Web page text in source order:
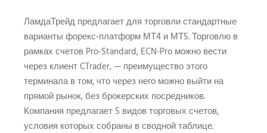
ЛамдаТрейд предлагает для торговли стандартные
варианты форекс-платформ МТ4 и МТ5. Торговлю в
рамках счетов Pro-Standard, ECN-Pro можно вести
через клиент CTrader, — преимущество этого
терминала в том, что через него можно выйти на
прямой рынок, без брокерских посредников.
Компания предлагает 5 видов торговых счетов,
условия которых собраны в сводной таблице.